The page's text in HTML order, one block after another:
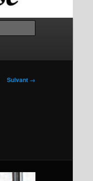
Suivant →